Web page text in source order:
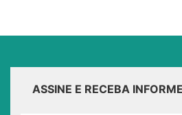
ASSINE E RECEBA